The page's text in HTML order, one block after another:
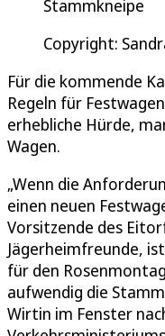
Stammkneipe
Copyright:
Für die kommende
Regeln für
erhebliche Hürde,
Wagen.
„Wenn die
einen neuen
Vorsitzende des
Jägerheimfreunde,
für den
aufwendig die
Wirtin im Fenster